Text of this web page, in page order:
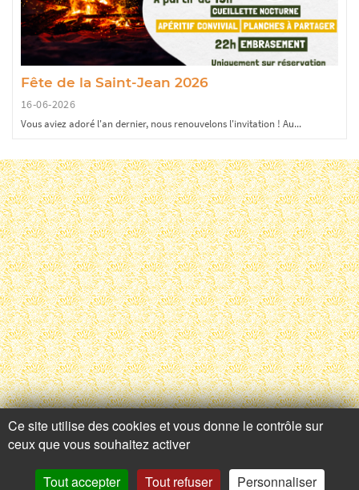
Fête de la Saint-Jean 2026
16-06-2026
Vous aviez adoré l'an dernier, nous renouvelons l'invitation ! Au...
Contactez-nous
Ce site utilise des cookies et vous donne le contrôle sur
ceux que vous souhaitez activer
Tout accepter Tout refuser Personnaliser